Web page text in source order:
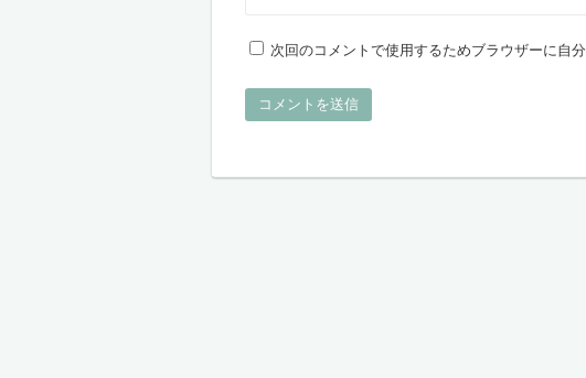
次回のコメントで使用するためブラウザーに自